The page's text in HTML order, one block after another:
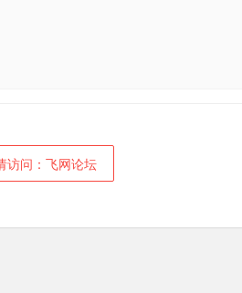
访问：飞网论坛